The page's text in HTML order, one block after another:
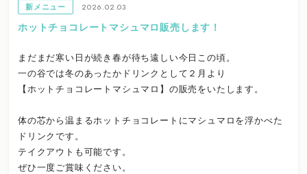
新メニュー
2026.02.03
ホットチョコレートマシュマロ販売します！
まだまだ寒い日が続き春が待ち遠しい今日この頃。
一の谷では冬のあったかドリンクとして２月より
【ホットチョコレートマシュマロ】の販売をいたします。
体の芯から温まるホットチョコレートにマシュマロを浮かべた
ドリンクです。
テイクアウトも可能です。
ぜひ一度ご賞味ください。